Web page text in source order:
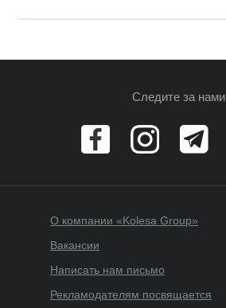
Следите за нами
О компании «Kolesa Group»
Вакансии
Написать нам письмо
Рекламодателям посвящается